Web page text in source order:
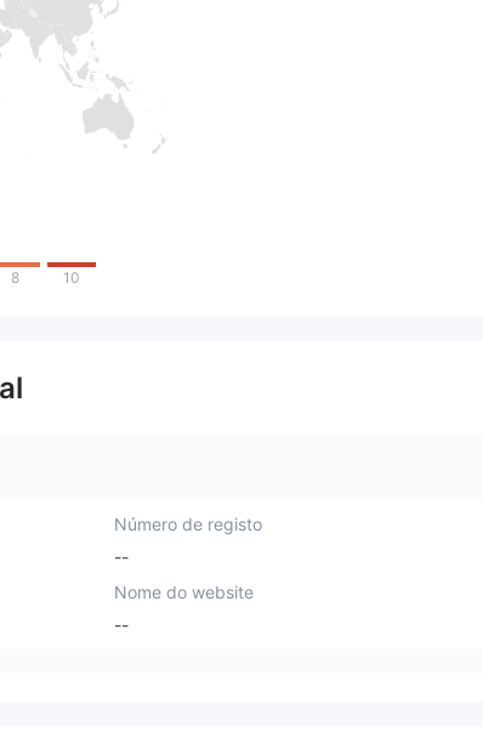
8 10
Número de registo
--
Nome do website
--